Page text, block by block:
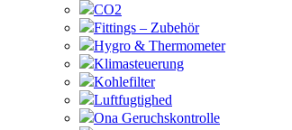
CO2
Fittings – Zubehör
Hygro & Thermometer
Klimasteuerung
Kohlefilter
Luftfugtighed
Ona Geruchskontrolle